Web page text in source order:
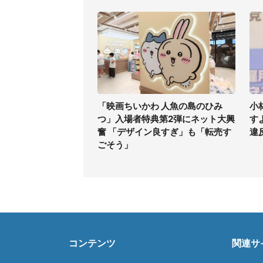
「映画ちいかわ 人魚の島のひみ
つ」入場者特典第2弾にネット大興
奮 「デザイン良すぎ」も「転売す
ごそう」
小
す
違
コンテンツ 関連サ